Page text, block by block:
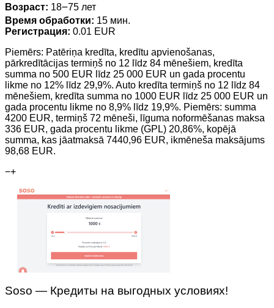
Возраст: 18౼75 лет
Время обработки: 15 мин.
Регистрация: 0.01 EUR
Piemērs: Patēriņa kredīta, kredītu apvienošanas,
pārkredītācijas termiņš no 12 līdz 84 mēnešiem, kredīta
summa no 500 EUR līdz 25 000 EUR un gada procentu
likme no 12% līdz 29,9%. Auto kredīta termiņš no 12 līdz 84
mēnešiem, kredīta summa no 1000 EUR līdz 25 000 EUR un
gada procentu likme no 8,9% līdz 19,9%. Piemērs: summa
4200 EUR, termiņš 72 mēneši, līguma noformēšanas maksa
336 EUR, gada procentu likme (GPL) 20,86%, kopējā
summa, kas jāatmaksā 7440,96 EUR, ikmēneša maksājums
98,68 EUR.
−+
Soso — Кредиты на выгодных условиях!